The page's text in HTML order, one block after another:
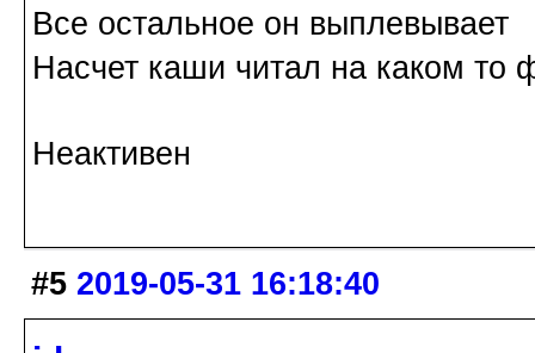
Все остальное он выплевывает
Насчет каши читал на каком то
Неактивен
#5 2019-05-31 16:18:40